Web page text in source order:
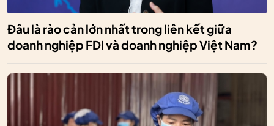
Đâu là rào cản lớn nhất trong liên kết giữa
doanh nghiệp FDI và doanh nghiệp Việt Nam?